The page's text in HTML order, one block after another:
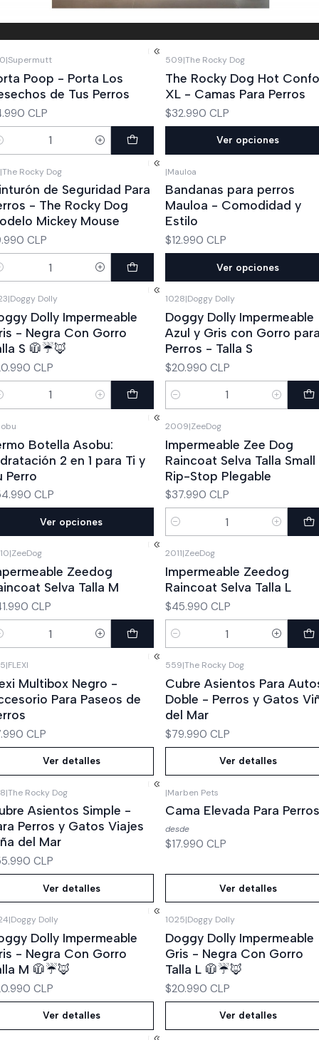
|Supermutt
Poop - Porta Los
de Tus Perros
CLP
509|The Rocky Dog
The Rocky Dog Hot
XL - Camas Para Perros
$32.990 CLP
Ver opciones
|The Rocky Dog
de Seguridad Para
- The Rocky Dog
Mickey Mouse
CLP
|Mauloa
Bandanas para perros
Mauloa - Comodidad y
Estilo
$12.990 CLP
Ver opciones
|Doggy Dolly
Dolly Impermeable
- Negra Con Gorro
S 🧥☔🦊
CLP
1028|Doggy Dolly
Doggy Dolly Impermeable
Azul y Gris con Gorro
Perros - Talla S
$20.990 CLP
Cantidad
Botella Asobu:
2 en 1 para Ti y
Perro
CLP
Ver opciones
2009|ZeeDog
Impermeable Zee Dog
Raincoat Selva Talla Small
Rip-Stop Plegable
$37.990 CLP
Cantidad
|ZeeDog
Zeedog
Selva Talla M
CLP
2011|ZeeDog
Impermeable Zeedog
Raincoat Selva Talla L
$45.990 CLP
Cantidad
Agotado
|FLEXI
Multibox Negro -
Para Paseos de
CLP
Ver detalles
Agotado
559|The Rocky Dog
Cubre Asientos Para
Doble - Perros y Gatos
del Mar
$79.990 CLP
Ver detalles
Agotado
|The Rocky Dog
Asientos Simple -
Perros y Gatos Viajes
del Mar
CLP
Ver detalles
|Marben Pets
Cama Elevada Para Perros
desde
$17.990 CLP
Ver detalles
Agotado
|Doggy Dolly
Dolly Impermeable
- Negra Con Gorro
M 🧥☔🦊
CLP
Ver detalles
Agotado
1025|Doggy Dolly
Doggy Dolly Impermeable
Gris - Negra Con Gorro
Talla L 🧥☔🦊
$20.990 CLP
Ver detalles